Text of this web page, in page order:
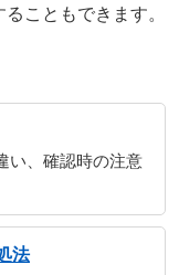
こともできます。
い、確認時の注意
法